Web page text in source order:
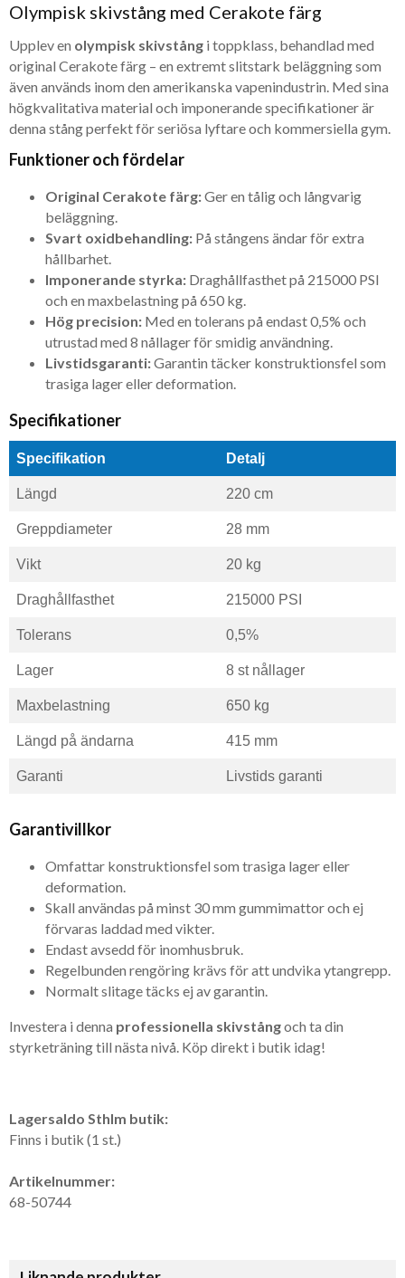
Olympisk skivstång med Cerakote färg
Upplev en olympisk skivstång i toppklass, behandlad med
original Cerakote färg – en extremt slitstark beläggning som
även används inom den amerikanska vapenindustrin. Med sina
högkvalitativa material och imponerande specifikationer är
denna stång perfekt för seriösa lyftare och kommersiella gym.
Funktioner och fördelar
Original Cerakote färg:Ger en tålig och långvarig
beläggning.
Svart oxidbehandling: På stångens ändar för extra
hållbarhet.
Imponerande styrka: Draghållfasthet på 215000 PSI
och en maxbelastning på 650 kg.
Hög precision: Med en tolerans på endast 0,5% och
utrustad med 8 nållager för smidig användning.
Livstidsgaranti:Garantin täcker konstruktionsfel som
trasiga lager eller deformation.
Specifikationer
Specifikation Detalj
Längd 220 cm
Greppdiameter 28 mm
Vikt 20 kg
Draghållfasthet 215000 PSI
Tolerans 0,5%
Lager 8 st nållager
Maxbelastning 650 kg
Längd på ändarna 415 mm
Garanti Livstids garanti
Garantivillkor
Omfattar konstruktionsfel som trasiga lager eller
deformation.
Skall användas på minst 30 mm gummimattor och ej
förvaras laddad med vikter.
Endast avsedd för inomhusbruk.
Regelbunden rengöring krävs för att undvika ytangrepp.
Normalt slitage täcks ej av garantin.
Investera i denna professionella skivstångoch ta din
styrketräning till nästa nivå. Köp direkt i butik idag!
Lagersaldo Sthlm butik:
Finns i butik (1 st.)
Artikelnummer:
68-50744